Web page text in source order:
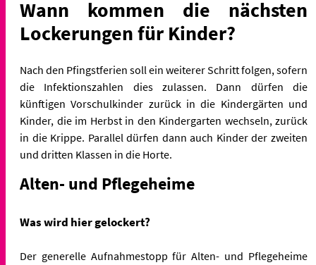
Wann kommen die nächsten
Lockerungen für Kinder?
Nach den Pfingstferien soll ein weiterer Schritt folgen, sofern
die Infektionszahlen dies zulassen. Dann dürfen die
künftigen Vorschulkinder zurück in die Kindergärten und
Kinder, die im Herbst in den Kindergarten wechseln, zurück
in die Krippe. Parallel dürfen dann auch Kinder der zweiten
und dritten Klassen in die Horte.
Alten- und Pflegeheime
Was wird hier gelockert?
Der generelle Aufnahmestopp für Alten- und Pflegeheime